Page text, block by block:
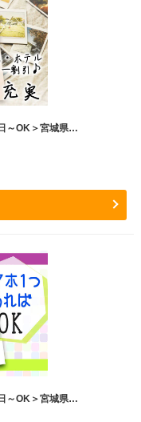
～OK＞宮城県…
～OK＞宮城県…